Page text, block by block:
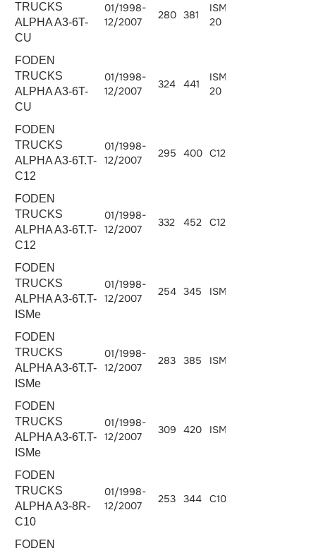
TRUCKS
ALPHA A3-6T-
CU
01/1998-
12/2007
280 381
ISM380E-
20
FODEN
TRUCKS
ALPHA A3-6T-
CU
01/1998-
12/2007
324 441
ISM440E-
20
FODEN
TRUCKS
ALPHA A3-6T.T-
C12
01/1998-
12/2007
295 400 C12.400
FODEN
TRUCKS
ALPHA A3-6T.T-
C12
01/1998-
12/2007
332 452 C12.450
FODEN
TRUCKS
ALPHA A3-6T.T-
ISMe
01/1998-
12/2007
254 345 ISMe 345
FODEN
TRUCKS
ALPHA A3-6T.T-
ISMe
01/1998-
12/2007
283 385 ISMe 385
FODEN
TRUCKS
ALPHA A3-6T.T-
ISMe
01/1998-
12/2007
309 420 ISMe 420
FODEN
TRUCKS
ALPHA A3-8R-
C10
01/1998-
12/2007
253 344 C10.340
FODEN